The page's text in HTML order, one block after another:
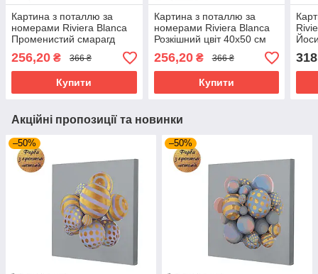
Картина з поталлю за
номерами Riviera Blanca
Променистий смарагд
256,20 ₴ 366 ₴
Купити
Картина з поталлю за
номерами Riviera Blanca
Розкішний цвіт 40x50 см
256,20₴ 366 ₴
Купити
318
Акційні пропозиції та новинки
–50% –50%